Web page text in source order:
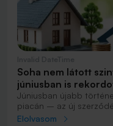
Soha nem látott
júniusban is
Júniusban újabb
piacán – az új
volt, ami még a korábbi
Elolvasom